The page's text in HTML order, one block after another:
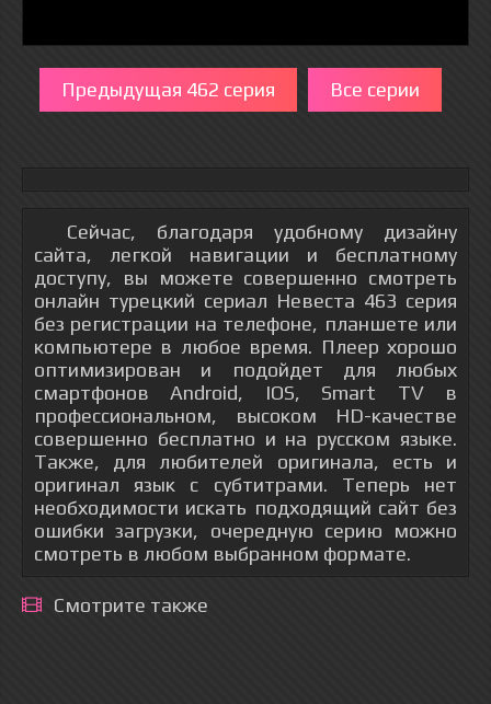
Предыдущая 462 серия Все серии
Сейчас, благодаря удобному дизайну
сайта, легкой навигации и бесплатному
доступу, вы можете совершенно смотреть
онлайн турецкий сериал Невеста 463 серия
без регистрации на телефоне, планшете или
компьютере в любое время. Плеер хорошо
оптимизирован и подойдет для любых
смартфонов Android, IOS, Smart TV в
профессиональном, высоком HD-качестве
совершенно бесплатно и на русском языке.
Также, для любителей оригинала, есть и
оригинал язык с субтитрами. Теперь нет
необходимости искать подходящий сайт без
ошибки загрузки, очередную серию можно
смотреть в любом выбранном формате.
Смотрите также